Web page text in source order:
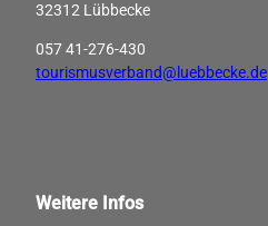
32312 Lübbecke
057 41-276-430
tourismusverband@luebbecke.de
Weitere Infos